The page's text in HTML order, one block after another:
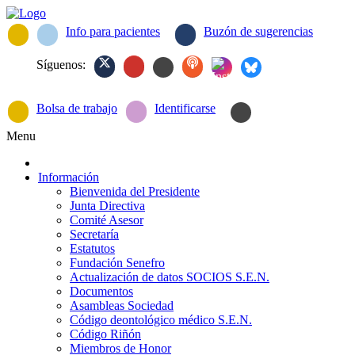
Info para pacientes Buzón de sugerencias
Síguenos:
Bolsa de trabajo Identificarse
Menu
Información
Bienvenida del Presidente
Junta Directiva
Comité Asesor
Secretaría
Estatutos
Fundación Senefro
Actualización de datos SOCIOS S.E.N.
Documentos
Asambleas Sociedad
Código deontológico médico S.E.N.
Código Riñón
Miembros de Honor